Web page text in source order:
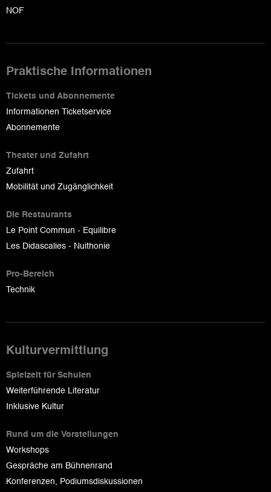
NOF
Praktische Informationen
Tickets und Abonnemente
Informationen Ticketservice
Abonnemente
Theater und Zufahrt
Zufahrt
Mobilität und Zugänglichkeit
Die Restaurants
Le Point Commun - Equilibre
Les Didascalies - Nuithonie
Pro-Bereich
Technik
Kulturvermittlung
Spielzeit für Schulen
Weiterführende Literatur
Inklusive Kultur
Rund um die Vorstellungen
Workshops
Gespräche am Bühnenrand
Konferenzen, Podiumsdiskussionen